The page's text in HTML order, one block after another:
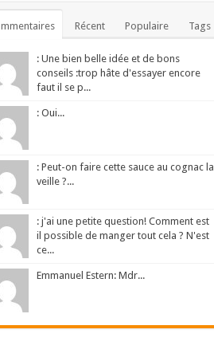
Récent Populaire Tags
: Une bien belle idée et de bons
conseils :trop hâte d'essayer encore
faut il se p...
: Oui...
: Peut-on faire cette sauce au cognac la
veille ?...
: j'ai une petite question! Comment est
il possible de manger tout cela ? N'est
ce...
Emmanuel Estern: Mdr...